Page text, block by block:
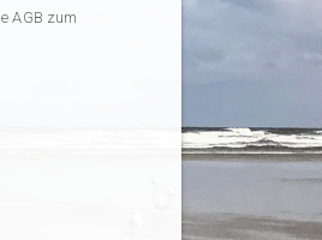
AGB zum